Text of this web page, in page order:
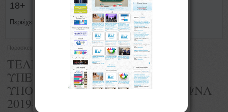
18+
Περιέχει άρθρα με ανακοινώσης του προγράμματος 18+
Παρασκευή, 15 Νοεμβρίου 2019 10:34
ΤΕΛΙΚΟΙ ΠΙΝΑΚΕΣ ΥΠΟΨΗΦΙΩΝ
ΥΠΕΥΘΥΝΩΝ ΤΜΗΜΑΤΟΣ ΚΑΙ
ΥΠΟΨΗΦΙΩΝ ΕΚΠΑΙΔΕΥΤΙΚΩΝ ΨΝΑ
2019-2020